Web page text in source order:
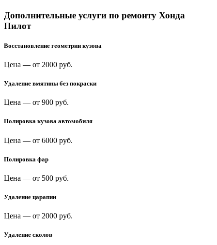
Дополнительные услуги по ремонту Хонда
Пилот
Восстановление геометрии кузова
Цена — от 2000 руб.
Удаление вмятины без покраски
Цена — от 900 руб.
Полировка кузова автомобиля
Цена — от 6000 руб.
Полировка фар
Цена — от 500 руб.
Удаление царапин
Цена — от 2000 руб.
Удаление сколов